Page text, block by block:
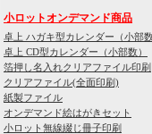
小ロットオンデマンド商品
卓上 ハガキ型カレンダー（小部
卓上 CD型カレンダー（小部数）
箔押し名入れクリアファイル印刷
クリアファイル(全面印刷)
紙製ファイル
オンデマンド絵はがきセット
小ロット無線綴じ冊子印刷